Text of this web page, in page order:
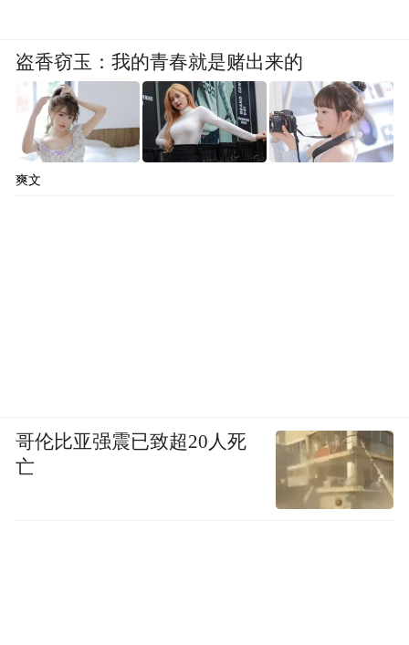
盗香窃玉：我的青春就是赌出来的
爽文
哥伦比亚强震已致超20人死
亡